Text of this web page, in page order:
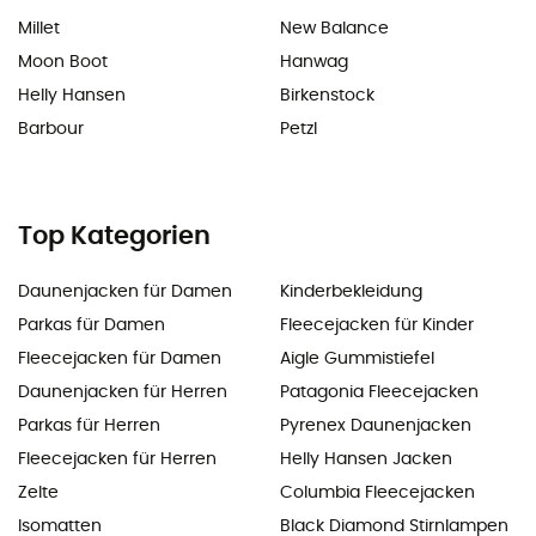
Millet
Moon Boot
Helly Hansen
Barbour
New Balance
Hanwag
Birkenstock
Petzl
Top Kategorien
Daunenjacken für Damen
Parkas für Damen
Fleecejacken für Damen
Daunenjacken für Herren
Parkas für Herren
Fleecejacken für Herren
Zelte
Isomatten
Kinderbekleidung
Fleecejacken für Kinder
Aigle Gummistiefel
Patagonia Fleecejacken
Pyrenex Daunenjacken
Helly Hansen Jacken
Columbia Fleecejacken
Black Diamond Stirnlampen